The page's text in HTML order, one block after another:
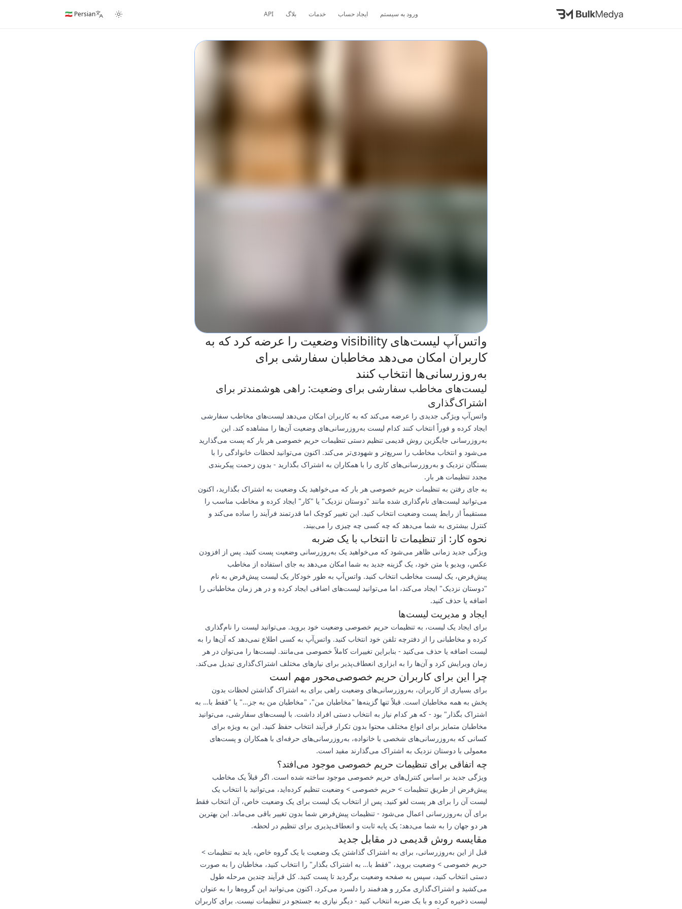
ورود به سیستم ایجاد حساب خدمات بلاگ API
🇮🇷 Persian
واتس‌آپ لیست‌های visibility وضعیت را عرضه کرد که به
کاربران امکان می‌دهد مخاطبان سفارشی برای
به‌روزرسانی‌ها انتخاب کنند
لیست‌های مخاطب سفارشی برای وضعیت: راهی هوشمندتر برای
اشتراک‌گذاری
واتس‌آپ ویژگی جدیدی را عرضه می‌کند که به کاربران امکان می‌دهد لیست‌های مخاطب سفارشی
ایجاد کرده و فوراً انتخاب کنند کدام لیست به‌روزرسانی‌های وضعیت آن‌ها را مشاهده کند. این
به‌روزرسانی جایگزین روش قدیمی تنظیم دستی تنظیمات حریم خصوصی هر بار که پست می‌گذارید
می‌شود و انتخاب مخاطب را سریع‌تر و شهودی‌تر می‌کند. اکنون می‌توانید لحظات خانوادگی را با
بستگان نزدیک و به‌روزرسانی‌های کاری را با همکاران به اشتراک بگذارید - بدون زحمت پیکربندی
مجدد تنظیمات هر بار.
به جای رفتن به تنظیمات حریم خصوصی هر بار که می‌خواهید یک وضعیت به اشتراک بگذارید، اکنون
می‌توانید لیست‌های نام‌گذاری شده مانند "دوستان نزدیک" یا "کار" ایجاد کرده و مخاطب مناسب را
مستقیماً از رابط پست وضعیت انتخاب کنید. این تغییر کوچک اما قدرتمند فرآیند را ساده می‌کند و
کنترل بیشتری به شما می‌دهد که چه کسی چه چیزی را می‌بیند.
نحوه کار: از تنظیمات تا انتخاب با یک ضربه
ویژگی جدید زمانی ظاهر می‌شود که می‌خواهید یک به‌روزرسانی وضعیت پست کنید. پس از افزودن
عکس، ویدیو یا متن خود، یک گزینه جدید به شما امکان می‌دهد به جای استفاده از مخاطب
پیش‌فرض، یک لیست مخاطب انتخاب کنید. واتس‌آپ به طور خودکار یک لیست پیش‌فرض به نام
"دوستان نزدیک" ایجاد می‌کند، اما می‌توانید لیست‌های اضافی ایجاد کرده و در هر زمان مخاطبانی را
اضافه یا حذف کنید.
ایجاد و مدیریت لیست‌ها
برای ایجاد یک لیست، به تنظیمات حریم خصوصی وضعیت خود بروید. می‌توانید لیست را نام‌گذاری
کرده و مخاطبانی را از دفترچه تلفن خود انتخاب کنید. واتس‌آپ به کسی اطلاع نمی‌دهد که آن‌ها را به
لیست اضافه یا حذف می‌کنید - بنابراین تغییرات کاملاً خصوصی می‌مانند. لیست‌ها را می‌توان در هر
زمان ویرایش کرد و آن‌ها را به ابزاری انعطاف‌پذیر برای نیازهای مختلف اشتراک‌گذاری تبدیل می‌کند.
چرا این برای کاربران حریم خصوصی‌محور مهم است
برای بسیاری از کاربران، به‌روزرسانی‌های وضعیت راهی برای به اشتراک گذاشتن لحظات بدون
پخش به همه مخاطبان است. قبلاً تنها گزینه‌ها "مخاطبان من"، "مخاطبان من به جز…" یا "فقط با… به
اشتراک بگذار" بود - که هر کدام نیاز به انتخاب دستی افراد داشت. با لیست‌های سفارشی، می‌توانید
مخاطبان متمایز برای انواع مختلف محتوا بدون تکرار فرآیند انتخاب حفظ کنید. این به ویژه برای
کسانی که به‌روزرسانی‌های شخصی با خانواده، به‌روزرسانی‌های حرفه‌ای با همکاران و پست‌های
معمولی با دوستان نزدیک به اشتراک می‌گذارند مفید است.
چه اتفاقی برای تنظیمات حریم خصوصی موجود می‌افتد؟
ویژگی جدید بر اساس کنترل‌های حریم خصوصی موجود ساخته شده است. اگر قبلاً یک مخاطب
پیش‌فرض از طریق تنظیمات > حریم خصوصی > وضعیت تنظیم کرده‌اید، می‌توانید با انتخاب یک
لیست آن را برای هر پست لغو کنید. پس از انتخاب یک لیست برای یک وضعیت خاص، آن انتخاب فقط
برای آن به‌روزرسانی اعمال می‌شود - تنظیمات پیش‌فرض شما بدون تغییر باقی می‌ماند. این بهترین
هر دو جهان را به شما می‌دهد: یک پایه ثابت و انعطاف‌پذیری برای تنظیم در لحظه.
مقایسه روش قدیمی در مقابل جدید
قبل از این به‌روزرسانی، برای به اشتراک گذاشتن یک وضعیت با یک گروه خاص، باید به تنظیمات >
حریم خصوصی > وضعیت بروید، "فقط با… به اشتراک بگذار" را انتخاب کنید، مخاطبان را به صورت
دستی انتخاب کنید، سپس به صفحه وضعیت برگردید تا پست کنید. کل فرآیند چندین مرحله طول
می‌کشید و اشتراک‌گذاری مکرر و هدفمند را دلسرد می‌کرد. اکنون می‌توانید این گروه‌ها را به عنوان
لیست ذخیره کرده و با یک ضربه انتخاب کنید - دیگر نیازی به جستجو در تنظیمات نیست. برای کاربران